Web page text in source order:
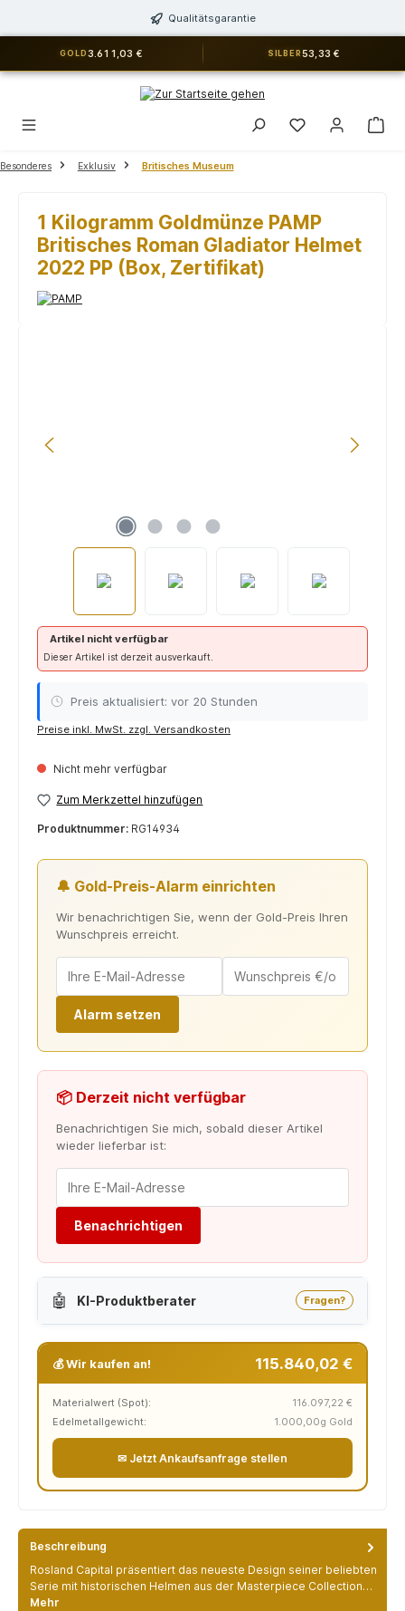
Qualitätsgarantie
GOLD 3.611,03 € SILBER 53,33 €
Du hast 0
Besonderes Exklusiv Britisches Museum
1 Kilogramm Goldmünze PAMP
Britisches Roman Gladiator Helmet
2022 PP (Box, Zertifikat)
Artikel nicht verfügbar
Dieser Artikel ist derzeit ausverkauft.
Preis aktualisiert: vor 20 Stunden
Preise inkl. MwSt. zzgl. Versandkosten
Nicht mehr verfügbar
Zum Merkzettel hinzufügen
Produktnummer: RG14934
🔔 Gold-Preis-Alarm einrichten
Wir benachrichtigen Sie, wenn der Gold-Preis Ihren
Wunschpreis erreicht.
Alarm setzen
📦 Derzeit nicht verfügbar
Benachrichtigen Sie mich, sobald dieser Artikel
wieder lieferbar ist:
Benachrichtigen
🤖 KI-Produktberater Fragen?
💰 Wir kaufen an! 115.840,02 €
Materialwert (Spot):
116.097,22 €
Edelmetallgewicht:
1.000,00g Gold
✉ Jetzt Ankaufsanfrage stellen
Beschreibung
Rosland Capital präsentiert das neueste Design seiner beliebten
Serie mit historischen Helmen aus der Masterpiece Collection…
Mehr